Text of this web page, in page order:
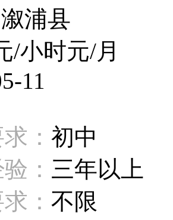
浦县
/小时元/月
11
： 初中
： 三年以上
： 不限